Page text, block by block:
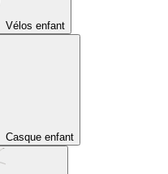
Vélos enfant
Casque enfant